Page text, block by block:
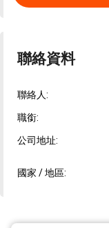
聯絡資料
聯絡人:
職銜:
公司地址:
國家 / 地區: